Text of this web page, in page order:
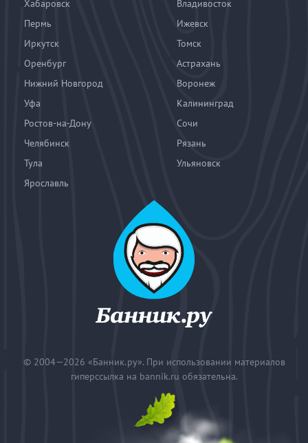
Хабаровск
Владивосток
Пермь
Ижевск
Иркутск
Томск
Оренбург
Астрахань
Нижний Новгород
Воронеж
Уфа
Калининград
Ростов-на-Дону
Сочи
Челябинск
Рязань
Тула
Ульяновск
Ярославль
© 2004—2026 «Банник.ру». При использовании материалов
гиперссылка на bannik.ru обязательна.